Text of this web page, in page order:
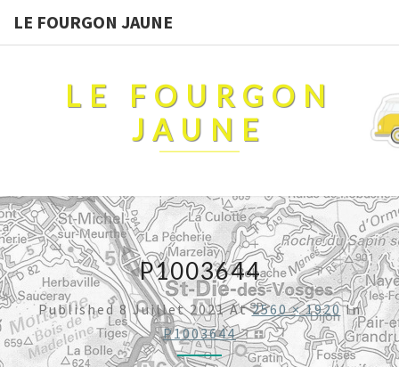
LE FOURGON JAUNE
LE FOURGON
JAUNE
P1003644
Published 8 Juillet 2021At2560 × 1920In
P1003644